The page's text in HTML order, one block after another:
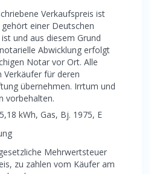
Verkaufspreis ist
einer Deutschen
und aus diesem Grund
Abwicklung erfolgt
Notar vor Ort. Alle
für deren
übernehmen. Irrtum und
vorbehalten.
kWh, Gas, Bj. 1975, E
Mehrwertsteuer
zu zahlen vom Käufer am